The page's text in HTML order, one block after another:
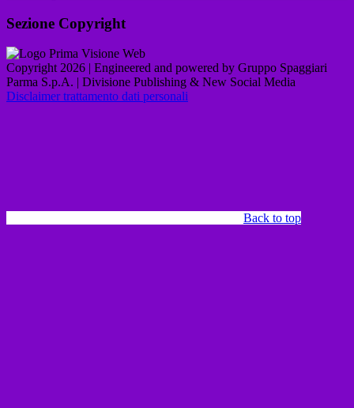
Sezione Copyright
Copyright 2026 | Engineered and powered by Gruppo Spaggiari
Parma S.p.A. | Divisione Publishing & New Social Media
Disclaimer trattamento dati personali
Back to top